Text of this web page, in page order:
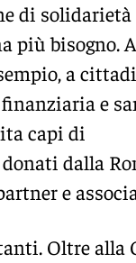
di solidarietà
più bisogno.
a
e
capi di
dalla
e
Oltre alla